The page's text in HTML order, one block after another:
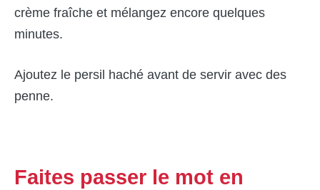
crème fraîche et mélangez encore quelques
minutes.
Ajoutez le persil haché avant de servir avec des
penne.
Faites passer le mot en